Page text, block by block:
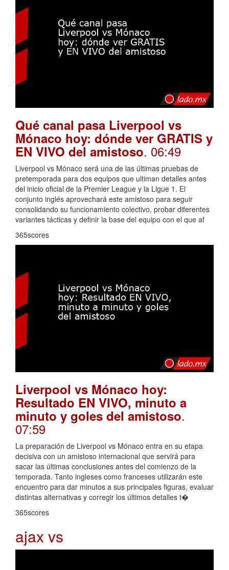
Qué canal pasa Liverpool vs
Mónaco hoy: dónde ver GRATIS y
EN VIVO del amistoso. 06:49
Liverpool vs Mónaco será una de las últimas pruebas de
pretemporada para dos equipos que ultiman detalles antes
del inicio oficial de la Premier League y la Ligue 1. El
conjunto inglés aprovechará este amistoso para seguir
consolidando su funcionamiento colectivo, probar diferentes
variantes tácticas y definir la base del equipo con el que af
365scores
Liverpool vs Mónaco hoy:
Resultado EN VIVO, minuto a
minuto y goles del amistoso.
07:59
La preparación de Liverpool vs Mónaco entra en su etapa
decisiva con un amistoso internacional que servirá para
sacar las últimas conclusiones antes del comienzo de la
temporada. Tanto ingleses como franceses utilizarán este
encuentro para dar minutos a sus principales figuras, evaluar
distintas alternativas y corregir los últimos detalles t�
365scores
ajax vs